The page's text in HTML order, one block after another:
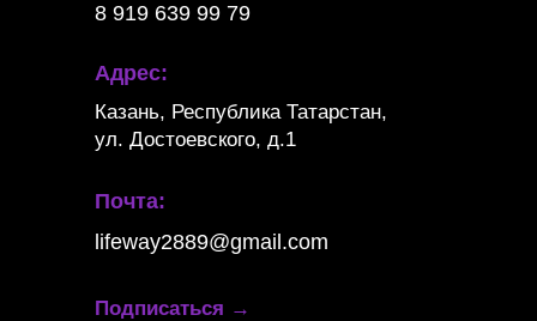
Адрес:
Казань, Республика Татарстан,
ул. Достоевского, д.1
Подписаться →
8 919 639 99 79
Почта:
lifeway2889@gmail.com